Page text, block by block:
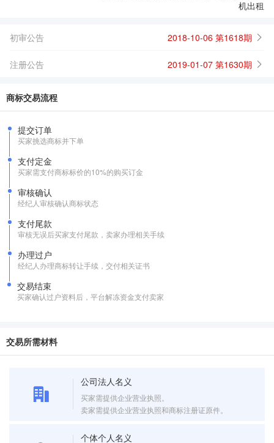
机出租
初审公告 2018-10-06 第1618期
注册公告 2019-01-07 第1630期
商标交易流程
提交订单
买家挑选商标并下单
支付定金
买家需支付商标标价的10%的购买订金
审核确认
经纪人审核确认商标状态
支付尾款
审核无误后买家支付尾款，卖家办理相关手续
办理过户
经纪人办理商标转让手续，交付相关证书
交易结束
买家确认过户资料后，平台解冻资金支付卖家
交易所需材料
公司法人名义
买家需提供企业营业执照。
卖家需提供企业营业执照和商标注册证原件。
个体个人名义